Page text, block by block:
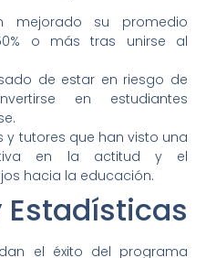
mejorado su promedio
o más tras unirse al
de estar en riesgo de
en estudiantes
y tutores que han visto una
en la actitud y el
hacia la educación.
Estadísticas
el éxito del programa